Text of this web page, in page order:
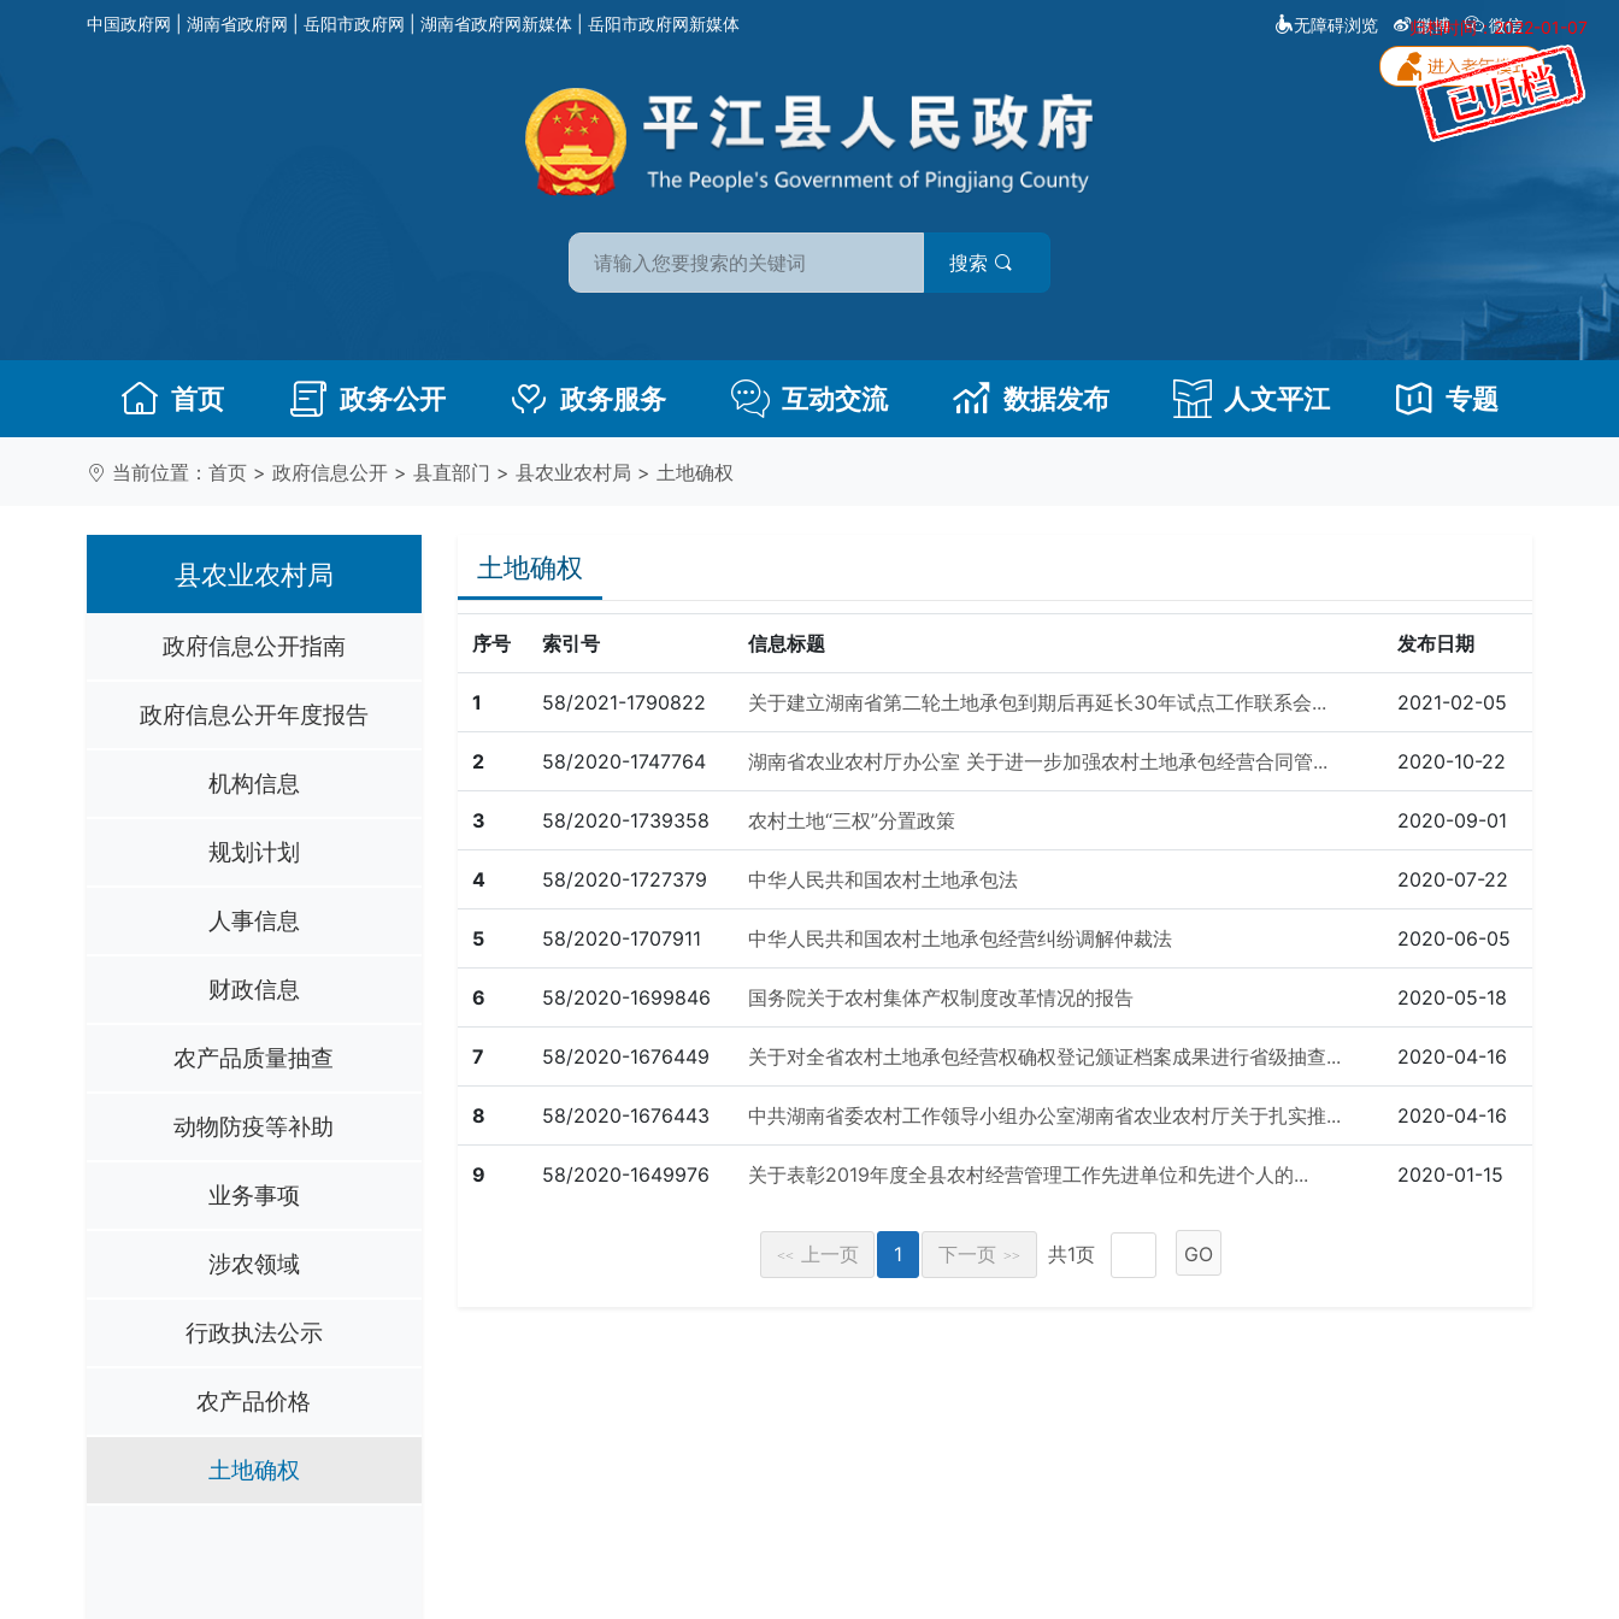
归档时间：2022-01-07
中国政府网 湖南省政府网 岳阳市政府网 湖南省政府网新媒体 岳阳市政府网新媒体 无障碍浏览 微博 微信
搜索
首页 政务公开 政务服务 互动交流 数据发布 人文平江 专题
当前位置： 首页 > 政府信息公开 > 县直部门 > 县农业农村局 > 土地确权
县农业农村局
政府信息公开指南
政府信息公开年度报告
机构信息
规划计划
人事信息
财政信息
农产品质量抽查
动物防疫等补助
业务事项
涉农领域
行政执法公示
农产品价格
土地确权
土地确权
序号 索引号 信息标题 发布日期
1 58/2021-1790822 关于建立湖南省第二轮土地承包到期后再延长30年试点工作联系会... 2021-02-05
2 58/2020-1747764 湖南省农业农村厅办公室 关于进一步加强农村土地承包经营合同管... 2020-10-22
3 58/2020-1739358 农村土地“三权”分置政策 2020-09-01
4 58/2020-1727379 中华人民共和国农村土地承包法 2020-07-22
5 58/2020-1707911 中华人民共和国农村土地承包经营纠纷调解仲裁法 2020-06-05
6 58/2020-1699846 国务院关于农村集体产权制度改革情况的报告 2020-05-18
7 58/2020-1676449 关于对全省农村土地承包经营权确权登记颁证档案成果进行省级抽查... 2020-04-16
8 58/2020-1676443 中共湖南省委农村工作领导小组办公室湖南省农业农村厅关于扎实推... 2020-04-16
9 58/2020-1649976 关于表彰2019年度全县农村经营管理工作先进单位和先进个人的... 2020-01-15
<< 上一页 1 下一页 >> 共1页 GO